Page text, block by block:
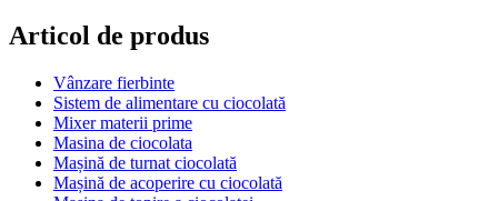
Articol de produs
Vânzare fierbinte
Sistem de alimentare cu ciocolată
Mixer materii prime
Masina de ciocolata
Mașină de turnat ciocolată
Mașină de acoperire cu ciocolată